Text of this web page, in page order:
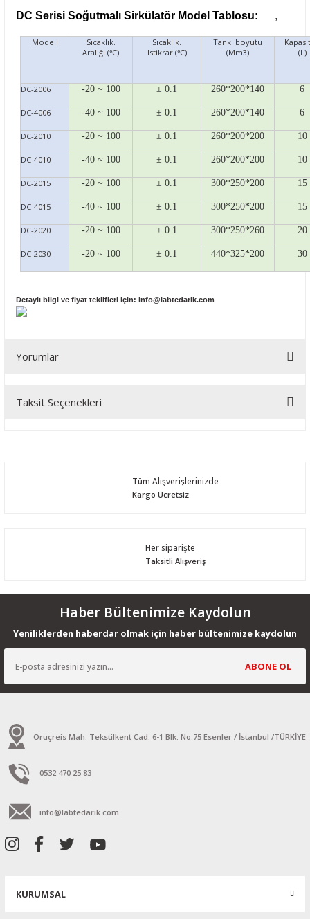
DC Serisi Soğutmalı Sirkülatör Model Tablosu: ,
Modeli
Sıcaklık.
Aralığı (℃)
Sıcaklık.
Istikrar (℃)
Tankı boyutu
(Mm3)
(L)
DC-2006 -20 ~ 100 ± 0.1 260*200*140 6
DC-4006 -40 ~ 100 ± 0.1 260*200*140 6
DC-2010 -20 ~ 100 ± 0.1 260*200*200 10
DC-4010 -40 ~ 100 ± 0.1 260*200*200 10
DC-2015 -20 ~ 100 ± 0.1 300*250*200 15
DC-4015 -40 ~ 100 ± 0.1 300*250*200 15
DC-2020 -20 ~ 100 ± 0.1 300*250*260 20
DC-2030 -20 ~ 100 ± 0.1 440*325*200 30
Detaylı bilgi ve fiyat teklifleri için: info@labtedarik.com
Yorumlar
Taksit Seçenekleri
Tüm Alışverişlerinizde
Kargo Ücretsiz
Her siparişte
Taksitli Alışveriş
Haber Bültenimize Kaydolun
Yeniliklerden haberdar olmak için haber bültenimize kaydolun
ABONE OL
Oruçreis Mah. Tekstilkent Cad. 6-1 Blk. No:75 Esenler / İstanbul /TÜRKİYE
0532 470 25 83
info@labtedarik.com
KURUMSAL